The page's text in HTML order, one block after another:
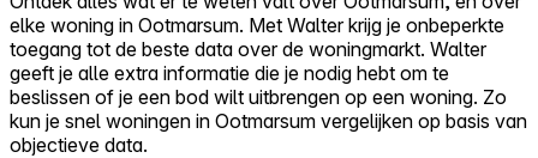
elke woning in Ootmarsum. Met Walter krijg je onbeperkte
toegang tot de beste data over de woningmarkt. Walter
geeft je alle extra informatie die je nodig hebt om te
beslissen of je een bod wilt uitbrengen op een woning. Zo
kun je snel woningen in Ootmarsum vergelijken op basis van
objectieve data.